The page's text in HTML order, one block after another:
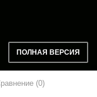
0
ПОЛНАЯ ВЕРСИЯ